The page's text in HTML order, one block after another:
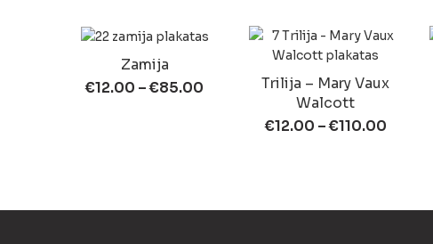
Zamija
€12.00 –€85.00
Trilija – Mary Vaux
Walcott
€12.00 –€110.00